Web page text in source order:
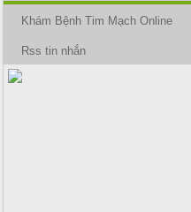
Khám Bệnh Tim Mạch Online
Rss tin nhắn